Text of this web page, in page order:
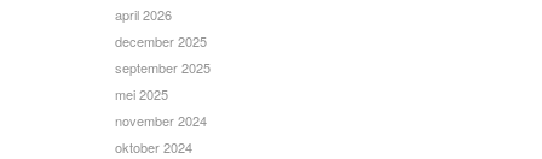
april 2026
december 2025
september 2025
mei 2025
november 2024
oktober 2024